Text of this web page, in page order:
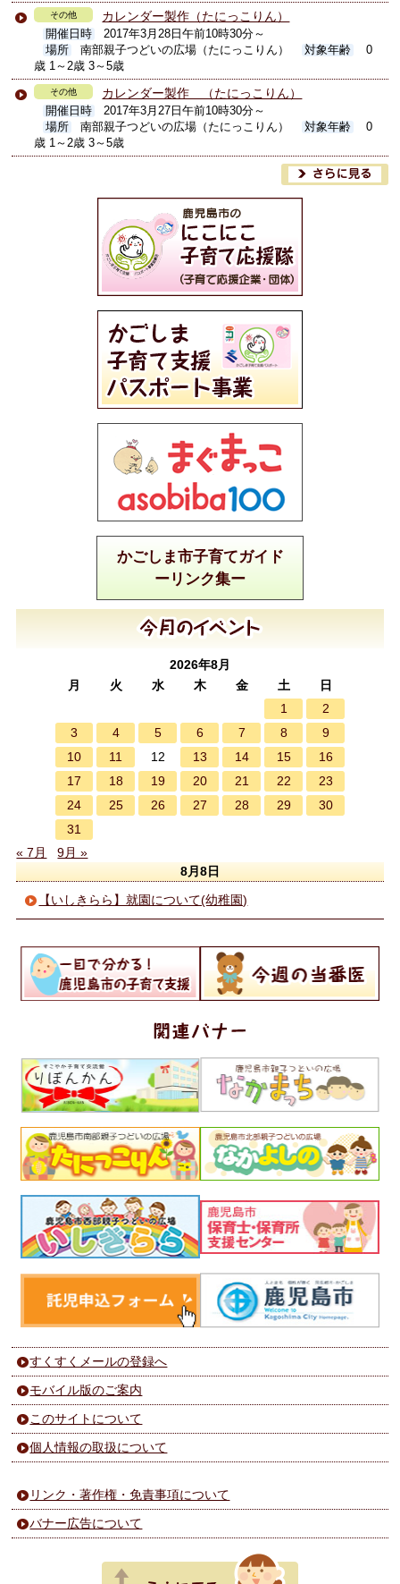
その他 カレンダー製作（たにっこりん）
開催日時
2017年3月28日午前10時30分～
場所
南部親子つどいの広場（たにっこりん） 対象年齢
0
歳 1～2歳 3～5歳
その他 カレンダー製作 （たにっこりん）
開催日時
2017年3月27日午前10時30分～
場所
南部親子つどいの広場（たにっこりん） 対象年齢
0
歳 1～2歳 3～5歳
かごしま市子育てガイド
ーリンク集ー
2026年8月
月
火 水 木 金 土
日
1
2
3
4 5 6 7 8
9
10
11 12 13 14 15
16
17
18 19 20 21 22
23
24
25 26 27 28 29
30
31
« 7月
9月 »
8月8日
【いしきらら】就園について(幼稚園)
すくすくメールの登録へ
モバイル版のご案内
このサイトについて
個人情報の取扱について
リンク・著作権・免責事項について
バナー広告について